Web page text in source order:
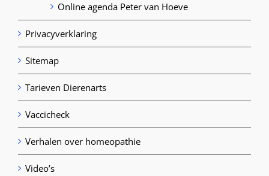
Online agenda Peter van Hoeve
Privacyverklaring
Sitemap
Tarieven Dierenarts
Vaccicheck
Verhalen over homeopathie
Video’s